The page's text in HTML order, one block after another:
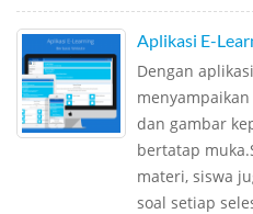
Aplikasi E-
Dengan
dan gambar
bertatap
materi, siswa
soal setiap